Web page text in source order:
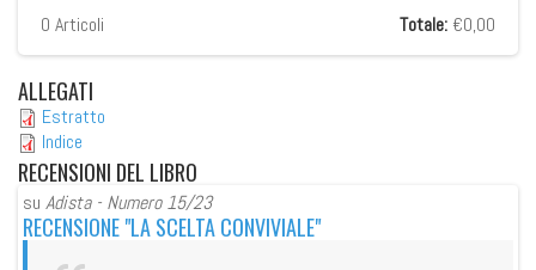
0 Articoli Totale: €0,00
ALLEGATI
Estratto
Indice
RECENSIONI DEL LIBRO
su Adista - Numero 15/23
RECENSIONE "LA SCELTA CONVIVIALE"